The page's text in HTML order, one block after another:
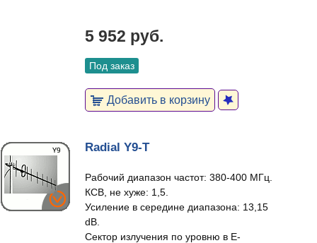
5 952 руб.
Под заказ
Добавить в корзину
Radial Y9-T
Рабочий диапазон частот: 380-400 МГц.
КСВ, не хуже: 1,5.
Усиление в середине диапазона: 13,15
dB.
Сектор излучения по уровню в Е-